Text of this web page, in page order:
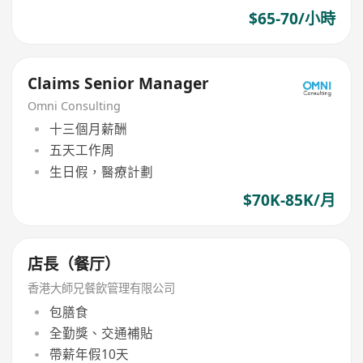
$65-70/小時
Claims Senior Manager
Omni Consulting
十三個月薪酬
五天工作周
生日假，醫療計劃
$70K-85K/月
店長（餐厅）
香港大師兄餐飲管理有限公司
包膳食
全勤獎、交通補貼
帶薪年假10天